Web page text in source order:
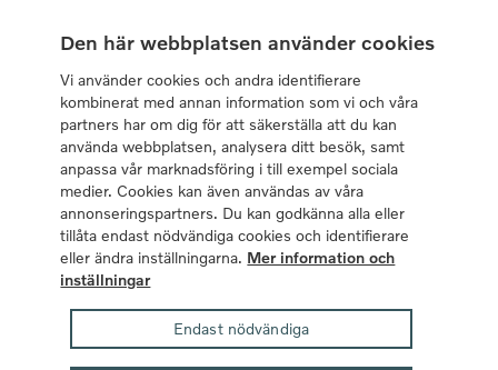
Meny Logga in
Företagsförsäkringar Därför Volvia
Volvia för alla
bilmärken
Den här webbplatsen använder cookies
Vi använder cookies och andra identifierare
kombinerat med annan information som vi och våra
partners har om dig för att säkerställa att du kan
använda webbplatsen, analysera ditt besök, samt
anpassa vår marknadsföring i till exempel sociala
medier. Cookies kan även användas av våra
annonseringspartners. Du kan godkänna alla eller
tillåta endast nödvändiga cookies och identifierare
eller ändra inställningarna. Mer information och
inställningar
Endast nödvändiga